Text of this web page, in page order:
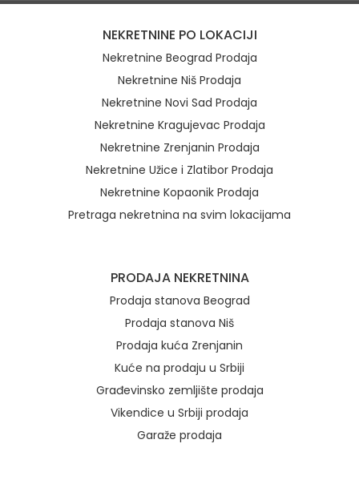
NEKRETNINE PO LOKACIJI
Nekretnine Beograd Prodaja
Nekretnine Niš Prodaja
Nekretnine Novi Sad Prodaja
Nekretnine Kragujevac Prodaja
Nekretnine Zrenjanin Prodaja
Nekretnine Užice i Zlatibor Prodaja
Nekretnine Kopaonik Prodaja
Pretraga nekretnina na svim lokacijama
PRODAJA NEKRETNINA
Prodaja stanova Beograd
Prodaja stanova Niš
Prodaja kuća Zrenjanin
Kuće na prodaju u Srbiji
Građevinsko zemljište prodaja
Vikendice u Srbiji prodaja
Garaže prodaja